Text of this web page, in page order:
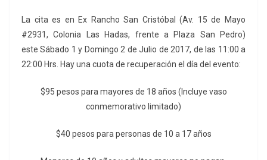
La cita es en Ex Rancho San Cristóbal(Av. 15 de Mayo
#2931, Colonia Las Hadas, frente a Plaza San Pedro)
esteSábado 1 y Domingo 2 de Julio de 2017, de las 11:00 a
22:00 Hrs. Hay una cuota de recuperación el día del evento:
$95 pesos para mayores de 18 años (Incluye vaso
conmemorativo limitado)
$40 pesos para personas de 10 a 17 años